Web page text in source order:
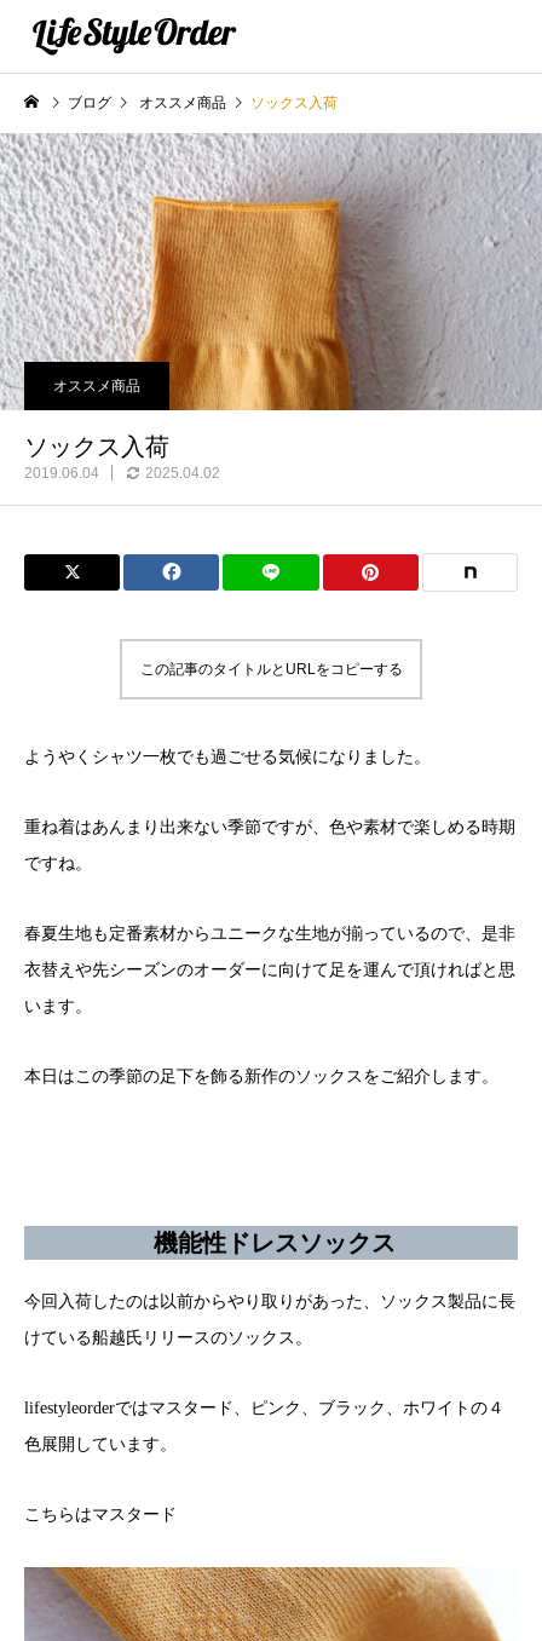
ブログ オススメ商品 ソックス入荷
オススメ商品
ソックス入荷
2019.06.04 2025.04.02
この記事のタイトルとURLをコピーする
ようやくシャツ一枚でも過ごせる気候になりました。
重ね着はあんまり出来ない季節ですが、色や素材で楽しめる時期
ですね。
春夏生地も定番素材からユニークな生地が揃っているので、是非
衣替えや先シーズンのオーダーに向けて足を運んで頂ければと思
います。
本日はこの季節の足下を飾る新作のソックスをご紹介します。
機能性ドレスソックス
今回入荷したのは以前からやり取りがあった、ソックス製品に長
けている船越氏リリースのソックス。
lifestyleorderではマスタード、ピンク、ブラック、ホワイトの４
色展開しています。
こちらはマスタード